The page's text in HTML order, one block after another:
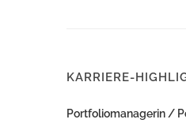
KARRIERE-
Portfoliomanagerin /